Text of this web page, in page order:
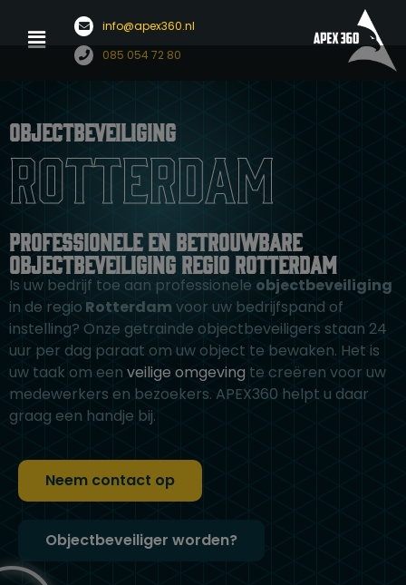
inhoud
info@apex360.nl
085 054 72 80
Menu
Objectbeveiliging
Rotterdam
Professionele en betrouwbare
objectbeveiliging regio Rotterdam
Is uw bedrijf toe aan professionele objectbeveiliging
in de regio Rotterdam voor uw bedrijfspand of
instelling? Onze getrainde objectbeveiligers staan 24
uur per dag paraat om uw object te bewaken. Het is
uw taak om een veilige omgeving te creëren voor uw
medewerkers en bezoekers. APEX360 helpt u daar
graag een handje bij.
Neem contact op
Objectbeveiliger worden?